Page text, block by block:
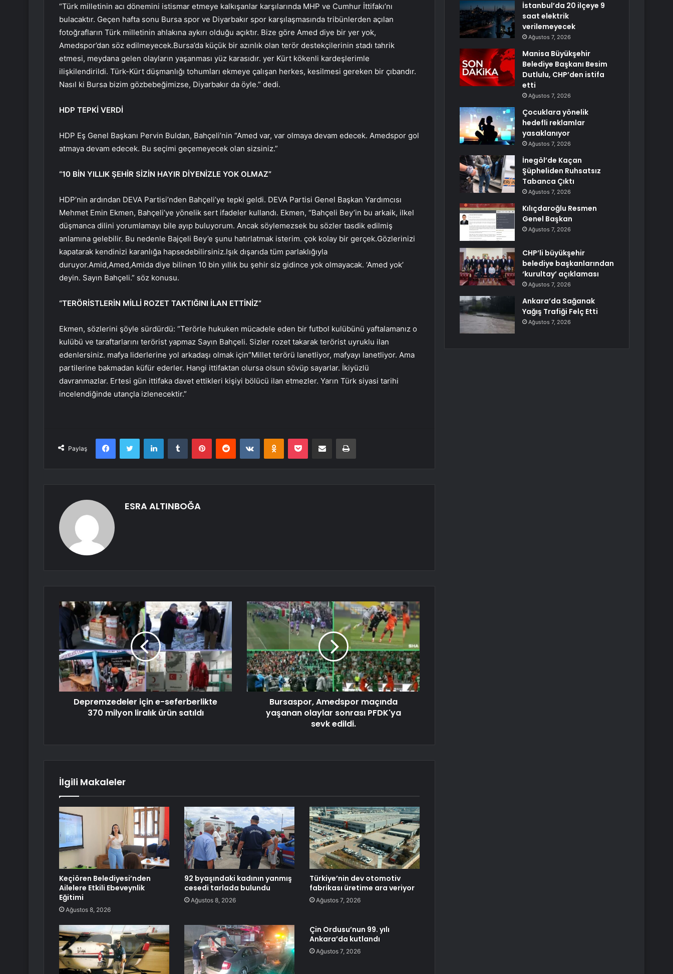
“Türk milletinin acı dönemini istismar etmeye kalkışanlar karşılarında MHP ve Cumhur İttifakı’nı
bulacaktır. Geçen hafta sonu Bursa spor ve Diyarbakır spor karşılaşmasında tribünlerden açılan
fotoğrafların Türk milletinin ahlakına aykırı olduğu açıktır. Bize göre Amed diye bir yer yok,
Amedspor’dan söz edilmeyecek.Bursa’da küçük bir azınlık olan terör destekçilerinin stadı tahrik
etmesi, meydana gelen olayların yaşanması yüz karasıdır. yer Kürt kökenli kardeşlerimle
ilişkilendirildi. Türk-Kürt düşmanlığı tohumları ekmeye çalışan herkes, kesilmesi gereken bir çıbandır.
Nasıl ki Bursa bizim gözbebeğimizse, Diyarbakır da öyle.” dedi.
HDP TEPKİ VERDİ
HDP Eş Genel Başkanı Pervin Buldan, Bahçeli’nin “Amed var, var olmaya devam edecek. Amedspor gol
atmaya devam edecek. Bu seçimi geçemeyecek olan sizsiniz.”
“10 BİN YILLIK ŞEHİR SİZİN HAYIR DİYENİZLE YOK OLMAZ”
HDP’nin ardından DEVA Partisi’nden Bahçeli’ye tepki geldi. DEVA Partisi Genel Başkan Yardımcısı
Mehmet Emin Ekmen, Bahçeli’ye yönelik sert ifadeler kullandı. Ekmen, “Bahçeli Bey’in bu arkaik, ilkel
düşmanca dilini yorumlamayı bile ayıp buluyorum. Ancak söylemezsek bu sözler tasdik edilmiş
anlamına gelebilir. Bu nedenle Bajçeli Bey’e şunu hatırlatmak isterim. çok kolay bir gerçek.Gözlerinizi
kapatarak kendinizi karanlığa hapsedebilirsiniz.Işık dışarıda tüm parlaklığıyla
duruyor.Amid,Amed,Amida diye bilinen 10 bin yıllık bu şehir siz gidince yok olmayacak. ‘Amed yok’
deyin. Sayın Bahçeli.” söz konusu.
“TERÖRİSTLERİN MİLLİ ROZET TAKTIĞINI İLAN ETTİNİZ”
Ekmen, sözlerini şöyle sürdürdü: “Terörle hukuken mücadele eden bir futbol kulübünü yaftalamanız o
kulübü ve taraftarlarını terörist yapmaz Sayın Bahçeli. Sizler rozet takarak terörist uyruklu ilan
edenlersiniz. mafya liderlerine yol arkadaşı olmak için”Millet terörü lanetliyor, mafyayı lanetliyor. Ama
partilerine bakmadan küfür ederler. Hangi ittifaktan olursa olsun sövüp sayarlar. İkiyüzlü
davranmazlar. Ertesi gün ittifaka davet ettikleri kişiyi bölücü ilan etmezler. Yarın Türk siyasi tarihi
incelendiğinde utançla izlenecektir.”
Paylaş
FacebookTwitter LinkedInTumblr PinterestReddit VKontakteOdnoklassniki
Pocket E-Posta ile paylaş Yazdır
ESRA ALTINBOĞA
Depremzedeler için e-seferberlikte
370 milyon liralık ürün satıldı
Bursaspor, Amedspor maçında
yaşanan olaylar sonrası PFDK'ya
sevk edildi.
İlgili Makaleler
Keçiören Belediyesi’nden
Ailelere Etkili Ebeveynlik
Eğitimi
Ağustos 8, 2026
92 byaşındaki kadının yanmış
cesedi tarlada bulundu
Ağustos 8, 2026
Türkiye’nin dev otomotiv
fabrikası üretime ara veriyor
Ağustos 7, 2026
Çin Ordusu’nun 99. yılı
Ankara’da kutlandı
Ağustos 7, 2026
İstanbul’da 20 ilçeye 9
saat elektrik
verilemeyecek
Ağustos 7, 2026
Manisa Büyükşehir
Belediye Başkanı Besim
Dutlulu, CHP’den istifa
etti
Ağustos 7, 2026
Çocuklara yönelik
hedefli reklamlar
yasaklanıyor
Ağustos 7, 2026
İnegöl’de Kaçan
Şüpheliden Ruhsatsız
Tabanca Çıktı
Ağustos 7, 2026
Kılıçdaroğlu Resmen
Genel Başkan
Ağustos 7, 2026
CHP’li büyükşehir
belediye başkanlarından
‘kurultay’ açıklaması
Ağustos 7, 2026
Ankara’da Sağanak
Yağış Trafiği Felç Etti
Ağustos 7, 2026